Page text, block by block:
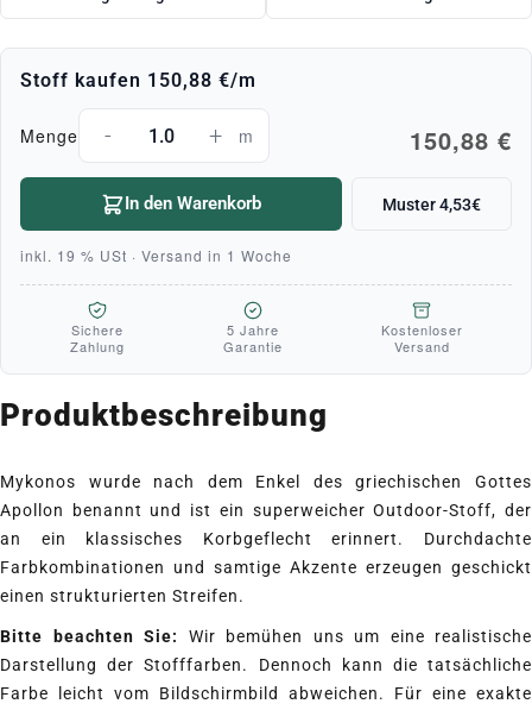
Stoff kaufen 150,88 €/m
Menge - + m 150,88 €
In den Warenkorb Muster 4,53€
inkl. 19 % USt · Versand in 1 Woche
Sichere
Zahlung
5 Jahre
Garantie
Kostenloser
Versand
Produktbeschreibung
Mykonos wurde nach dem Enkel des griechischen Gottes
Apollon benannt und ist ein superweicher Outdoor-Stoff, der
an ein klassisches Korbgeflecht erinnert. Durchdachte
Farbkombinationen und samtige Akzente erzeugen geschickt
einen strukturierten Streifen.
Bitte beachten Sie:
Wir bemühen uns um eine realistische
Darstellung der Stofffarben. Dennoch kann die tatsächliche
Farbe leicht vom Bildschirmbild abweichen. Für eine exakte